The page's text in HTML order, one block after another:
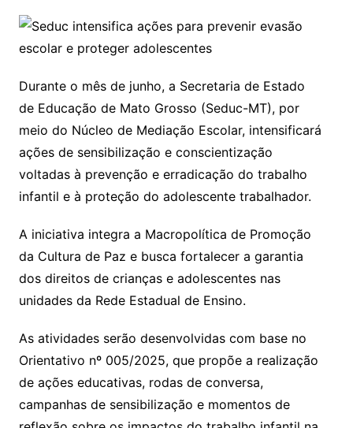
Durante o mês de junho, a Secretaria de Estado
de Educação de Mato Grosso (Seduc-MT), por
meio do Núcleo de Mediação Escolar, intensificará
ações de sensibilização e conscientização
voltadas à prevenção e erradicação do trabalho
infantil e à proteção do adolescente trabalhador.
A iniciativa integra a Macropolítica de Promoção
da Cultura de Paz e busca fortalecer a garantia
dos direitos de crianças e adolescentes nas
unidades da Rede Estadual de Ensino.
As atividades serão desenvolvidas com base no
Orientativo nº 005/2025, que propõe a realização
de ações educativas, rodas de conversa,
campanhas de sensibilização e momentos de